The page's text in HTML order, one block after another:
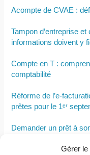
Gérer le
Acompte de CVAE :
Tampon d’entreprise
informations doivent y
Compte en T :
comptabilité
Réforme de l’e-
prêtes pour le 1ᵉʳ
Demander un prêt à